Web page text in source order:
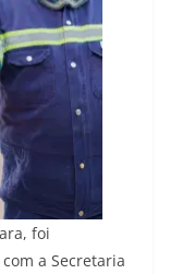
foi
a Secretaria